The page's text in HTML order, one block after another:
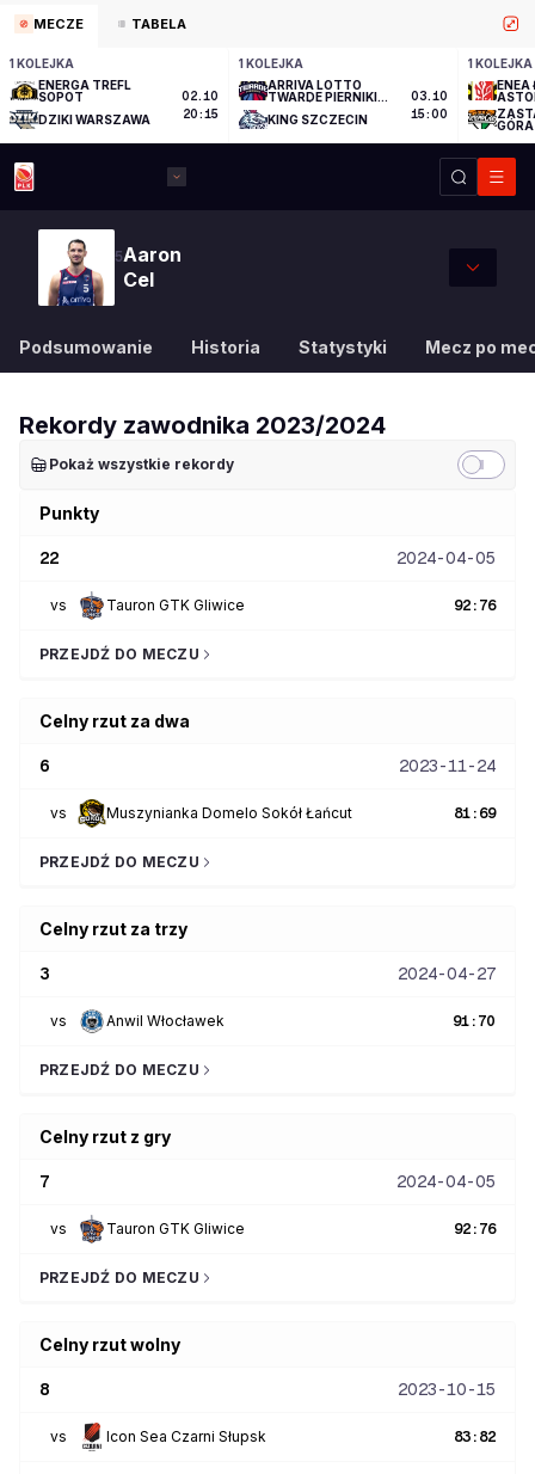
MECZE TABELA
1 KOLEJKA
ENERGA TREFL
SOPOT
DZIKI WARSZAWA
02.10
20:15
1 KOLEJKA
ARRIVA LOTTO
TWARDE PIERNIKI
KING SZCZECIN
03.10
15:00
1 KOLEJKA
ENEA
GÓRA
5Aaron
Cel
Podsumowanie Historia Statystyki Mecz po
Rekordy zawodnika 2023/2024
Pokaż wszystkie rekordy
Punkty
22 2024-04-05
vs Tauron GTK Gliwice 92 : 76
PRZEJDŹ DO MECZU
Celny rzut za dwa
6 2023-11-24
vs Muszynianka Domelo Sokół Łańcut 81 : 69
PRZEJDŹ DO MECZU
Celny rzut za trzy
3 2024-04-27
vs Anwil Włocławek 91 : 70
PRZEJDŹ DO MECZU
Celny rzut z gry
7 2024-04-05
vs Tauron GTK Gliwice 92 : 76
PRZEJDŹ DO MECZU
Celny rzut wolny
8 2023-10-15
vs Icon Sea Czarni Słupsk 83 : 82